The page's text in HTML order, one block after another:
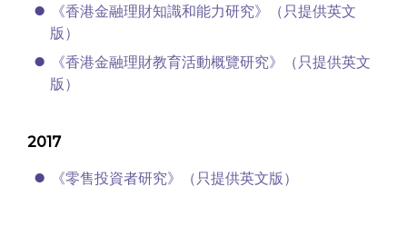
《香港金融理財知識和能力研究》（只提供英文
版）
《香港金融理財教育活動概覽研究》（只提供英文
版）
2017
《零售投資者研究》（只提供英文版）